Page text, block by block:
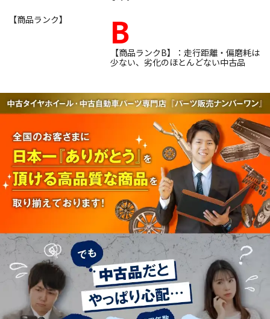
【商品ランク】
B
【商品ランクB】：走行距離・偏磨耗は
少ない、劣化のほとんどない中古品